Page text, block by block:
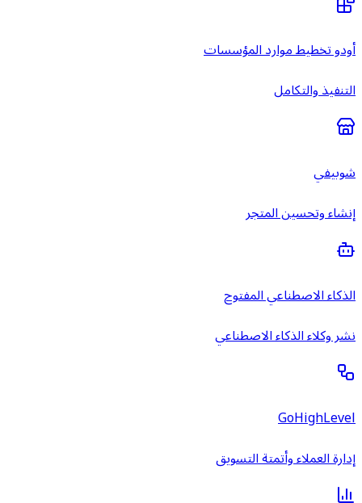
أودو تخطيط موارد المؤسسات
التنفيذ والتكامل
شوبيفي
إنشاء وتحسين المتجر
الذكاء الاصطناعي المفتوح
نشر وكلاء الذكاء الاصطناعي
GoHighLevel
إدارة العملاء وأتمتة التسويق